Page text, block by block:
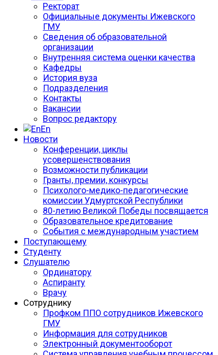
Ректорат
Официальные документы Ижевского
ГМУ
Сведения об образовательной
организации
Внутренняя система оценки качества
Кафедры
История вуза
Подразделения
Контакты
Вакансии
Вопрос редактору
En
Новости
Конференции, циклы
усовершенствования
Возможности публикации
Гранты, премии, конкурсы
Психолого-медико-педагогические
комиссии Удмуртской Республики
80-летию Великой Победы посвящается
Образовательное кредитование
События с международным участием
Поступающему
Студенту
Слушателю
Ординатору
Аспиранту
Врачу
Сотруднику
Профком ППО сотрудников Ижевского
ГМУ
Информация для сотрудников
Электронный документооборот